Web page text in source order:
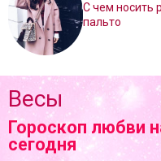
С чем носить
пальто
Весы
Гороскоп любви
сегодня